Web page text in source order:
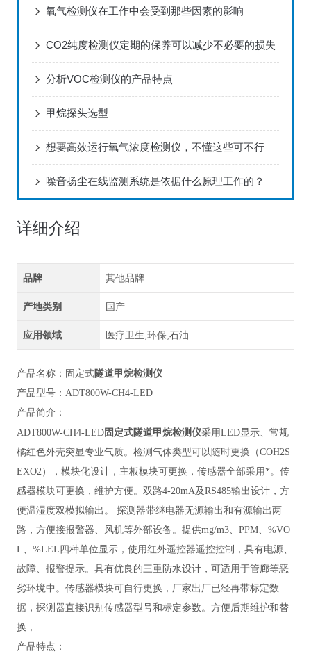
氧气检测仪在工作中会受到那些因素的影响
CO2纯度检测仪定期的保养可以减少不必要的损失
分析VOC检测仪的产品特点
甲烷探头选型
想要高效运行氧气浓度检测仪，不懂这些可不行
噪音扬尘在线监测系统是依据什么原理工作的？
详细介绍
品牌 其他品牌
产地类别 国产
应用领域 医疗卫生,环保,石油
产品名称：固定式隧道甲烷检测仪
产品型号： ADT800W-CH4-LED
产品简介：
ADT800W-CH4-LED固定式隧道甲烷检测仪采用LED显示、常规
橘红色外壳突显专业气质。检测气体类型可以随时更换（COH2S
EXO2），模块化设计，主板模块可更换，传感器全部采用*。传
感器模块可更换，维护方便。双路4-20mA及RS485输出设计，方
便温湿度双模拟输出。 探测器带继电器无源输出和有源输出两
路，方便接报警器、风机等外部设备。提供mg/m3、PPM、%VO
L、%LEL四种单位显示，使用红外遥控器遥控控制，具有电源、
故障、报警提示。具有优良的三重防水设计，可适用于管廊等恶
劣环境中。传感器模块可自行更换，厂家出厂已经再带标定数
据，探测器直接识别传感器型号和标定参数。方便后期维护和替
换，
产品特点：